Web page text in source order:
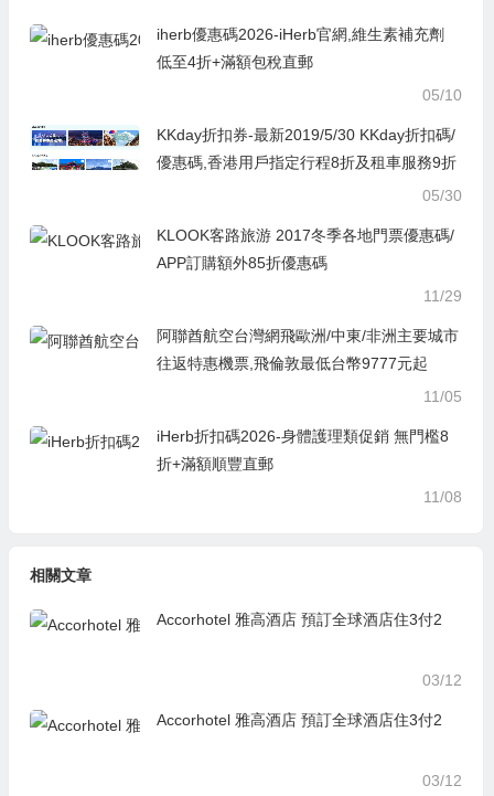
iherb優惠碼2026-iHerb官網,維生素補充劑
低至4折+滿額包稅直郵
05/10
KKday折扣券-最新2019/5/30 KKday折扣碼/
優惠碼,香港用戶指定行程8折及租車服務9折
05/30
KLOOK客路旅游 2017冬季各地門票優惠碼/
APP訂購額外85折優惠碼
11/29
阿聯酋航空台灣網飛歐洲/中東/非洲主要城市
往返特惠機票,飛倫敦最低台幣9777元起
11/05
iHerb折扣碼2026-身體護理類促銷 無門檻8
折+滿額順豐直郵
11/08
相關文章
Accorhotel 雅高酒店 預訂全球酒店住3付2
03/12
Accorhotel 雅高酒店 預訂全球酒店住3付2
03/12